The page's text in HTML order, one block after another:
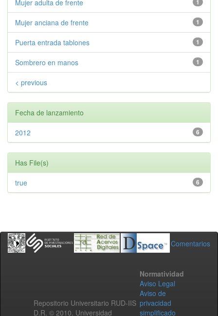
1
Mujer adulta de frente
1
Mujer anciana de frente
1
Puerta entrada tablones
1
Sombrero en manos
< previous
Fecha de lanzamiento
6
2012
Has File(s)
6
true
Comentarios
Repositorio Universitario RUD-IIS
D.R. © 2010. Universidad
Normatividad
Aviso Legal
Aviso de
privacidad
simplificado